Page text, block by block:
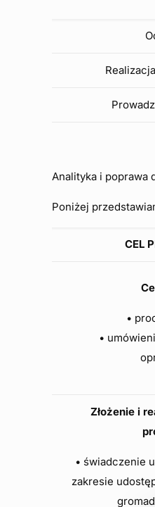
Analityka i poprawa
Poniżej
CEL
•
•
Złożenie i
• świadczenie
zakresie